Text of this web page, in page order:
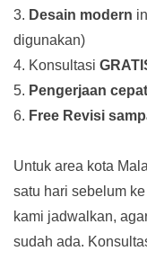
3. Desain modern
digunakan)
4. Konsultasi
5. Pengerjaan cepat
6. Free Revisi
Untuk area kota
satu hari sebelum
kami jadwalkan,
sudah ada.